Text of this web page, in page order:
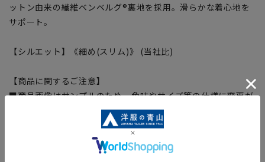
ットン由来の繊維ベンベルグ®裏地を採用。滑らかな着心地を
サポート。
【シルエット】《細め(スリム)》 (当社比)
【商品に関するご注意】
■商品画像はサンプルのため、色味やサイズ等の仕様に変更が
ある場合がございますので、予めご了承ください。
■ゆとり感には個人差があります。サイズ表を確認の上、ご購
入の目安としてご利用ください。
■生地や仕様・デザインにより、着用感や実際のサイズ表に若